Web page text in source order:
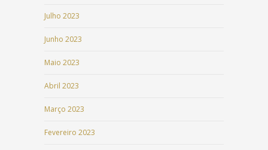
Julho 2023
Junho 2023
Maio 2023
Abril 2023
Março 2023
Fevereiro 2023